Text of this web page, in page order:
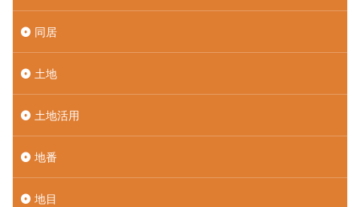
同居
土地
土地活用
地番
地目